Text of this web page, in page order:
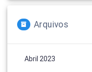
Arquivos
Abril 2023